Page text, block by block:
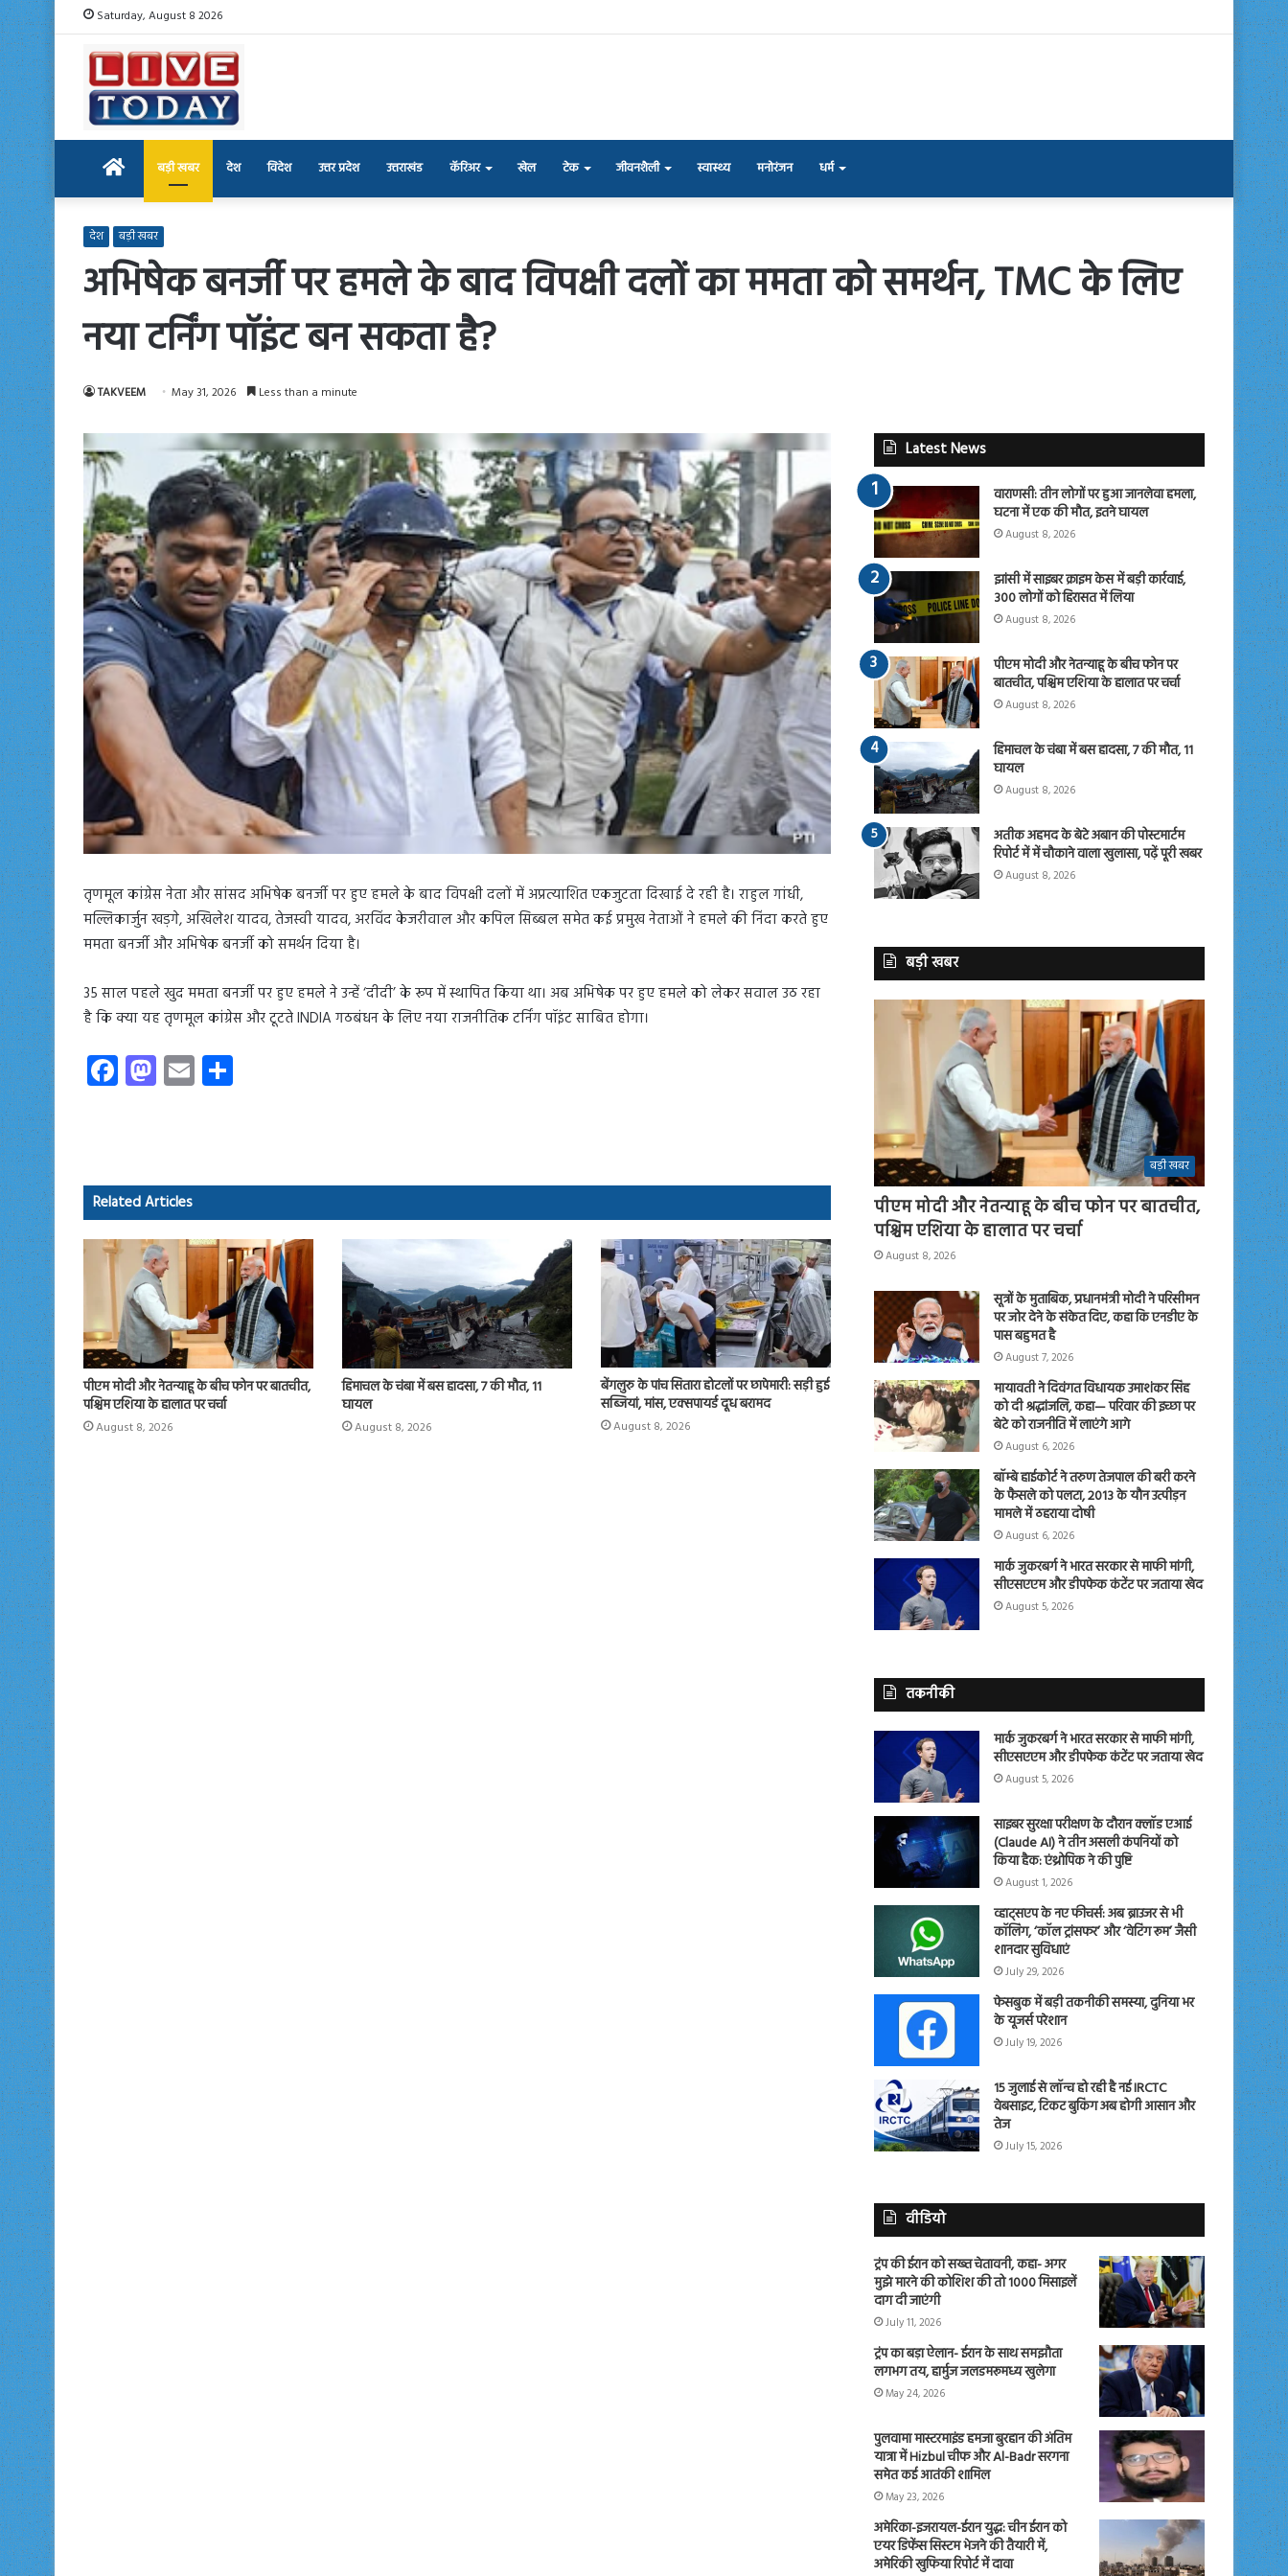
Saturday, August 8 2026
Home बड़ी खबर देश विदेश उत्तर प्रदेश उत्तराखंड कॅरिअर खेल टेक जीवनशैली स्वास्थ्य मनोरंजन धर्म
देश बड़ी खबर
अभिषेक बनर्जी पर हमले के बाद विपक्षी दलों का ममता को समर्थन, TMC के लिए
नया टर्निंग पॉइंट बन सकता है?
TAKVEEM May 31, 2026 Less than a minute
तृणमूल कांग्रेस नेता और सांसद अभिषेक बनर्जी पर हुए हमले के बाद विपक्षी दलों में अप्रत्याशित एकजुटता दिखाई दे रही है। राहुल गांधी,
मल्लिकार्जुन खड़गे, अखिलेश यादव, तेजस्वी यादव, अरविंद केजरीवाल और कपिल सिब्बल समेत कई प्रमुख नेताओं ने हमले की निंदा करते हुए
ममता बनर्जी और अभिषेक बनर्जी को समर्थन दिया है।
35 साल पहले खुद ममता बनर्जी पर हुए हमले ने उन्हें ‘दीदी’ के रूप में स्थापित किया था। अब अभिषेक पर हुए हमले को लेकर सवाल उठ रहा
है कि क्या यह तृणमूल कांग्रेस और टूटते INDIA गठबंधन के लिए नया राजनीतिक टर्निंग पॉइंट साबित होगा।
Fa
ce
ok
M
as
o
n
E
m
Related Articles
पीएम मोदी और नेतन्याहू के बीच फोन पर बातचीत,
पश्चिम एशिया के हालात पर चर्चा
August 8, 2026
हिमाचल के चंबा में बस हादसा, 7 की मौत, 11
घायल
August 8, 2026
बेंगलुरु के पांच सितारा होटलों पर छापेमारी: सड़ी हुई
सब्जियां, मांस, एक्सपायर्ड दूध बरामद
August 8, 2026
Latest News
वाराणसी: तीन लोगों पर हुआ जानलेवा हमला,
घटना में एक की मौत, इतने घायल
August 8, 2026
झांसी में साइबर क्राइम केस में बड़ी कार्रवाई,
300 लोगों को हिरासत में लिया
August 8, 2026
पीएम मोदी और नेतन्याहू के बीच फोन पर
बातचीत, पश्चिम एशिया के हालात पर चर्चा
August 8, 2026
हिमाचल के चंबा में बस हादसा, 7 की मौत, 11
घायल
August 8, 2026
अतीक अहमद के बेटे अबान की पोस्टमार्टम
रिपोर्ट में में चौकाने वाला खुलासा, पढ़ें पूरी खबर
August 8, 2026
बड़ी खबर
बड़ी खबर
पीएम मोदी और नेतन्याहू के बीच फोन पर बातचीत,
पश्चिम एशिया के हालात पर चर्चा
August 8, 2026
सूत्रों के मुताबिक, प्रधानमंत्री मोदी ने परिसीमन
पर जोर देने के संकेत दिए, कहा कि एनडीए के
पास बहुमत है
August 7, 2026
मायावती ने दिवंगत विधायक उमाशंकर सिंह
को दी श्रद्धांजलि, कहा— परिवार की इच्छा पर
बेटे को राजनीति में लाएंगे आगे
August 6, 2026
बॉम्बे हाईकोर्ट ने तरुण तेजपाल की बरी करने
के फैसले को पलटा, 2013 के यौन उत्पीड़न
मामले में ठहराया दोषी
August 6, 2026
मार्क जुकरबर्ग ने भारत सरकार से माफी मांगी,
सीएसएएम और डीपफेक कंटेंट पर जताया खेद
August 5, 2026
तकनीकी
मार्क जुकरबर्ग ने भारत सरकार से माफी मांगी,
सीएसएएम और डीपफेक कंटेंट पर जताया खेद
August 5, 2026
साइबर सुरक्षा परीक्षण के दौरान क्लॉड एआई
(Claude AI) ने तीन असली कंपनियों को
किया हैक: एंथ्रोपिक ने की पुष्टि
August 1, 2026
व्हाट्सएप के नए फीचर्स: अब ब्राउजर से भी
कॉलिंग, ‘कॉल ट्रांसफर’ और ‘वेटिंग रूम’ जैसी
शानदार सुविधाएं
July 29, 2026
फेसबुक में बड़ी तकनीकी समस्या, दुनिया भर
के यूजर्स परेशान
July 19, 2026
15 जुलाई से लॉन्च हो रही है नई IRCTC
वेबसाइट, टिकट बुकिंग अब होगी आसान और
तेज
July 15, 2026
वीडियो
ट्रंप की ईरान को सख्त चेतावनी, कहा- अगर
मुझे मारने की कोशिश की तो 1000 मिसाइलें
दाग दी जाएंगी
July 11, 2026
ट्रंप का बड़ा ऐलान- ईरान के साथ समझौता
लगभग तय, हार्मुज जलडमरूमध्य खुलेगा
May 24, 2026
पुलवामा मास्टरमाइंड हमजा बुरहान की अंतिम
यात्रा में Hizbul चीफ और Al-Badr सरगना
समेत कई आतंकी शामिल
May 23, 2026
अमेरिका-इजरायल-ईरान युद्ध: चीन ईरान को
एयर डिफेंस सिस्टम भेजने की तैयारी में,
अमेरिकी खुफिया रिपोर्ट में दावा